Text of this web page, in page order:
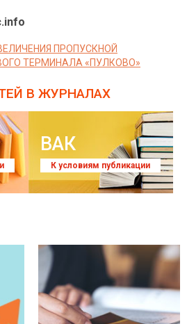
ПРОПУСКНОЙ
ТЕРМИНАЛА «ПУЛКОВО»
В ЖУРНАЛАХ
ВАК
К условиям публикации